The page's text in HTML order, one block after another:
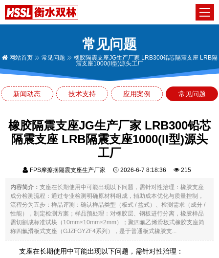
常见问题
网站首页 常见问题
橡胶隔震支座JG生产厂家 LRB300铅芯隔震支座 LRB隔
震支座1000(II型)源头工厂
新闻动态 技术支持 应用案例 常见问题
橡胶隔震支座JG生产厂家 LRB300铅芯
隔震支座 LRB隔震支座1000(II型)源头
工厂
FPS摩擦摆隔震支座生产厂家 2026-6-7 8:18:36 215
内容简介：支座在长期使用中可能出现以下问题，需针对性治理：橡胶支座
成分检测流程：通过专业检测明确原材料组成，辅助成本优化与质量控制，
流程分为五步：样品评测：确认样品类型（板式 / 盆式）、检测需求（成分 /
性能），制定检测方案；样品预处理：对橡胶层、钢板进行分离，橡胶样品
需切割成标准试块（10mm×10mm×2mm）；聚四氟乙烯滑板式橡胶支座简
称四氟滑板式支座（GJZFGYZF4系列），是于普通板式橡胶支...
支座在长期使用中可能出现以下问题，需针对性治理：